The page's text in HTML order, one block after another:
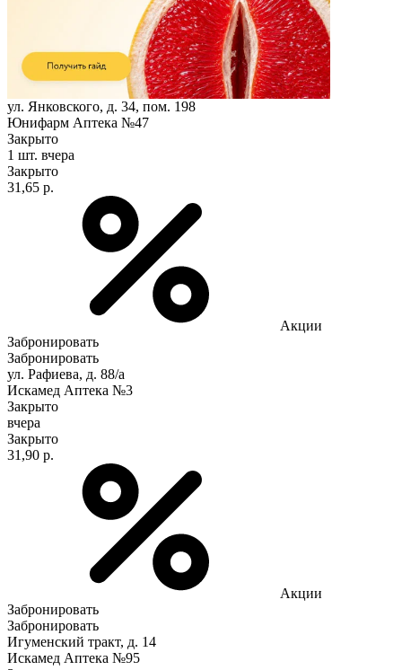
ул. Янковского, д. 34, пом. 198
Юнифарм Аптека №47
Закрыто
1 шт. вчера
Закрыто
31,65 р.
Акции
Забронировать
Забронировать
ул. Рафиева, д. 88/а
Искамед Аптека №3
Закрыто
вчера
Закрыто
31,90 р.
Акции
Забронировать
Забронировать
Игуменский тракт, д. 14
Искамед Аптека №95